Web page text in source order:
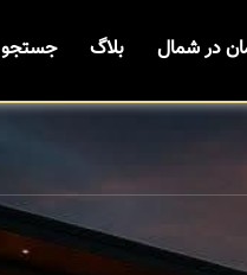
در شمال بلاگ جستجو